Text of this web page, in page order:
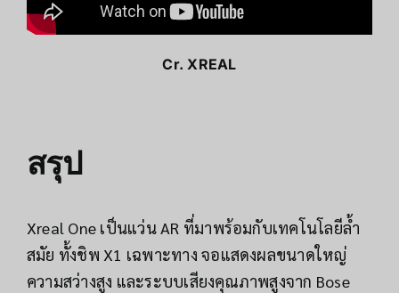
Cr.XREAL
สรุป
Xreal One เป็นแว่น AR ที่มาพร้อมกับเทคโนโลยีล้ำ
สมัย ทั้งชิพ X1 เฉพาะทาง จอแสดงผลขนาดใหญ่
ความสว่างสูง และระบบเสียงคุณภาพสูงจาก Bose